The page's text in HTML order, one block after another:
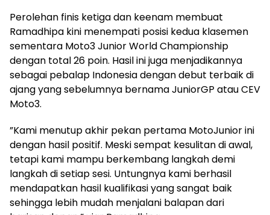
Perolehan finis ketiga dan keenam membuat
Ramadhipa kini menempati posisi kedua klasemen
sementara Moto3 Junior World Championship
dengan total 26 poin. Hasil ini juga menjadikannya
sebagai pebalap Indonesia dengan debut terbaik di
ajang yang sebelumnya bernama JuniorGP atau CEV
Moto3.
”Kami menutup akhir pekan pertama MotoJunior ini
dengan hasil positif. Meski sempat kesulitan di awal,
tetapi kami mampu berkembang langkah demi
langkah di setiap sesi. Untungnya kami berhasil
mendapatkan hasil kualifikasi yang sangat baik
sehingga lebih mudah menjalani balapan dari